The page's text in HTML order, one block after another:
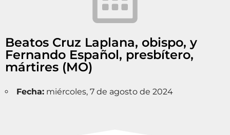
Beatos Cruz Laplana, obispo, y
Fernando Español, presbítero,
mártires (MO)
Fecha: miércoles, 7 de agosto de 2024